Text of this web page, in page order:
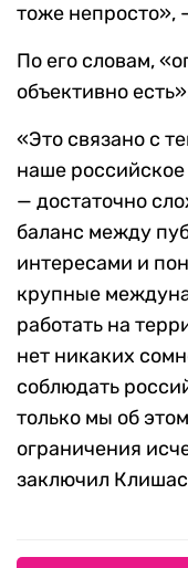
тоже непросто»,
По его словам,
объективно
«Это связано с
наше
— достаточно
баланс между
интересами и
крупные
работать на
нет никаких
соблюдать
только мы об
ограничения
заключил